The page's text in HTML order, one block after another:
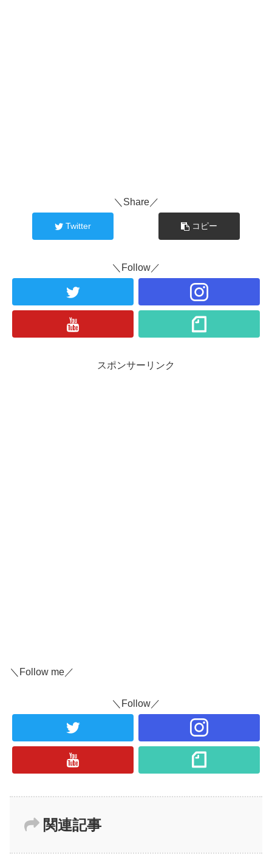
＼Share／
Twitter コピー
＼Follow／
スポンサーリンク
＼Follow me／
＼Follow／
関連記事